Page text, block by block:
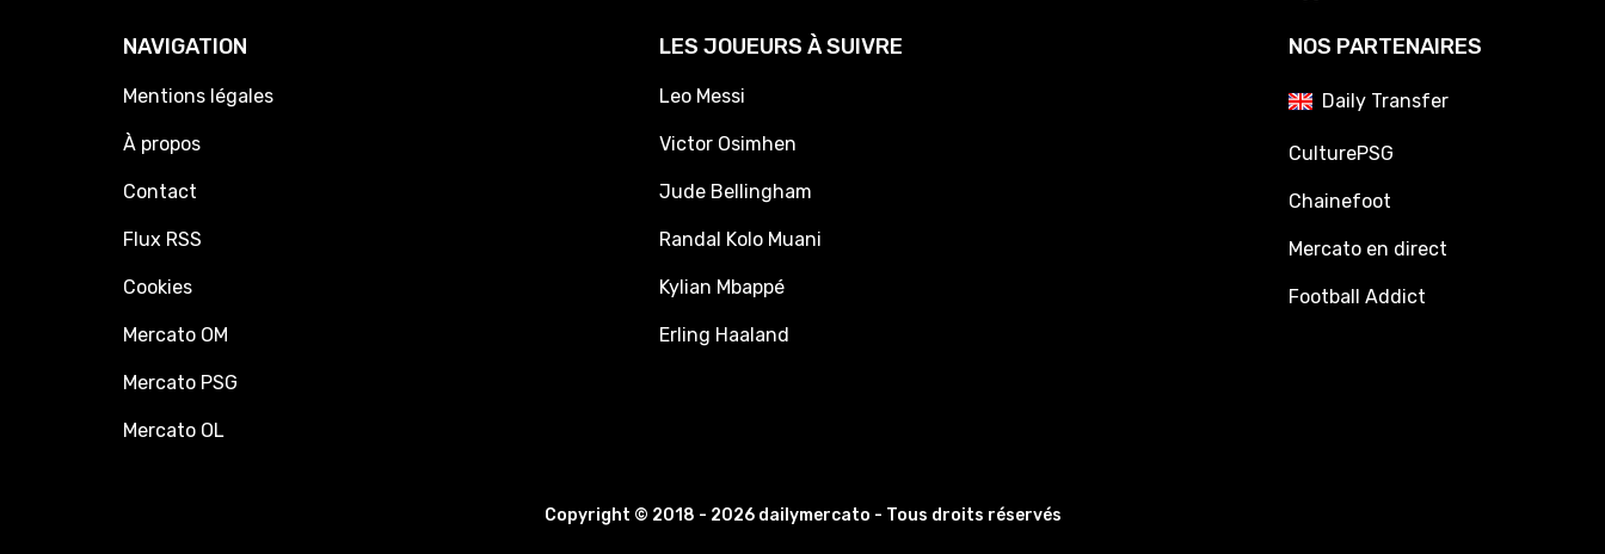
NAVIGATION
Mentions légales
À propos
Contact
Flux RSS
Cookies
Mercato OM
Mercato PSG
Mercato OL
LES JOUEURS À SUIVRE
Leo Messi
Victor Osimhen
Jude Bellingham
Randal Kolo Muani
Kylian Mbappé
Erling Haaland
NOS PARTENAIRES
Daily Transfer
CulturePSG
Chainefoot
Mercato en direct
Football Addict
Copyright © 2018 - 2026 dailymercato - Tous droits réservés